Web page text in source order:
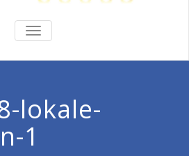
TOGGLE
lokale-
1